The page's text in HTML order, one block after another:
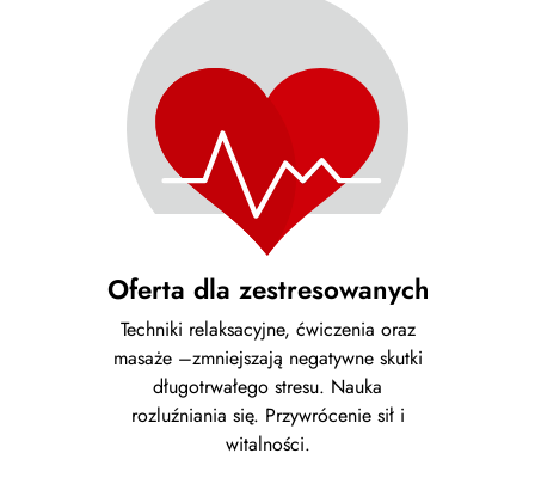
Oferta dla zestresowanych
Techniki relaksacyjne, ćwiczenia oraz
masaże –zmniejszają negatywne skutki
długotrwałego stresu. Nauka
rozluźniania się. Przywrócenie sił i
witalności.